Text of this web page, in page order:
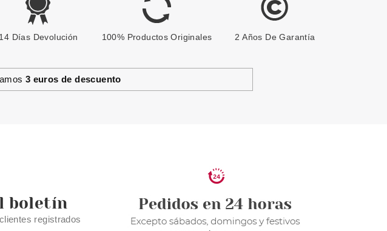
14 Días Devolución 100% Productos Originales 2 Años De Garantía
3 euros de descuento
boletín
registrados